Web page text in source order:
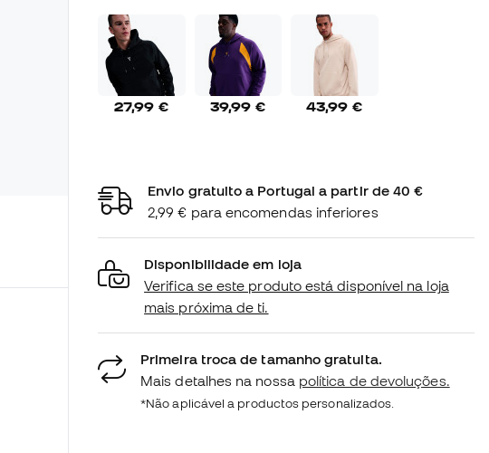
27,99 € 39,99 € 43,99 €
Envio gratuito a Portugal a partir de 40 €
2,99 € para encomendas inferiores
Disponibilidade em loja
Verifica se este produto está disponível na loja
mais próxima de ti.
Primeira troca de tamanho gratuita.
Mais detalhes na nossa política de devoluções.
*Não aplicável a productos personalizados.